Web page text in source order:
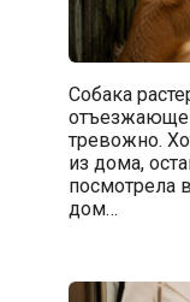
Собака
тревожно.
из дома,
посмотрела
дом…